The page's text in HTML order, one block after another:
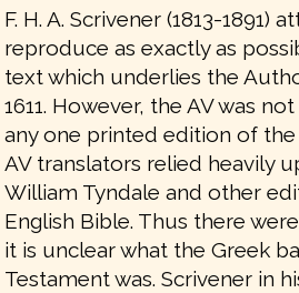
F. H. A. Scrivener (1813-1891)
reproduce as exactly as
text which underlies the
1611. However, the AV was
any one printed edition of the
AV translators relied heavily
William Tyndale and other
English Bible. Thus there
it is unclear what the Greek
Testament was. Scrivener in